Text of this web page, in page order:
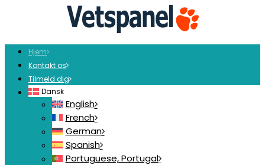
Hjem
Kontakt os
Tilmeld dig
Dansk
English
French
German
Spanish
Portuguese, Portugal